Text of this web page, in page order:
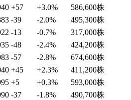
+57 +3.0% 586,600株
-39 -2.0% 495,300株
-13 -0.7% 317,000株
-48 -2.4% 424,200株
-57 -2.8% 674,600株
+45 +2.3% 411,200株
+5 +0.3% 593,000株
-37 -1.8% 490,700株